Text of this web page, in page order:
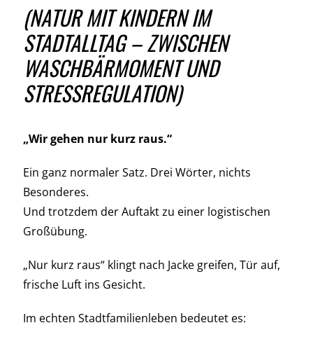
(NATUR MIT KINDERN IM
STADTALLTAG – ZWISCHEN
WASCHBÄRMOMENT UND
STRESSREGULATION)
„Wir gehen nur kurz raus.“
Ein ganz normaler Satz. Drei Wörter, nichts
Besonderes.
Und trotzdem der Auftakt zu einer logistischen
Großübung.
„Nur kurz raus“ klingt nach Jacke greifen, Tür auf,
frische Luft ins Gesicht.
Im echten Stadtfamilienleben bedeutet es: